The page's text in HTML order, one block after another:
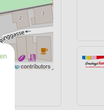
contributors